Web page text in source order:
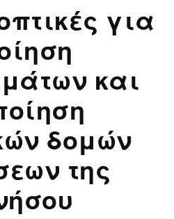
για
και
δομών
της